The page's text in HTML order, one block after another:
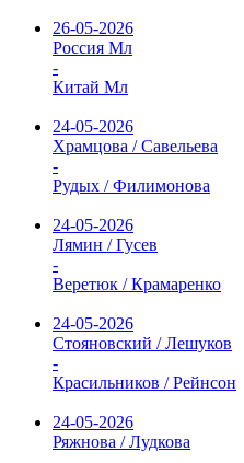
26-05-2026
Россия Мл
-
Китай Мл
24-05-2026
Храмцова / Савельева
-
Рудых / Филимонова
24-05-2026
Лямин / Гусев
-
Веретюк / Крамаренко
24-05-2026
Стояновский / Лешуков
-
Красильников / Рейнсон
24-05-2026
Ряжнова / Лудкова